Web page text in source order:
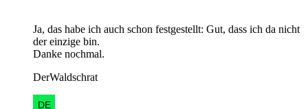
Ja, das habe ich auch schon festgestellt: Gut, dass ich da nicht
der einzige bin.
Danke nochmal.
DerWaldschrat